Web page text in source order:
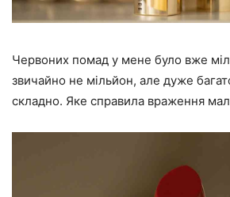
Червоних помад у мене було вже
звичайно не мільйон, але дуже
складно. Яке справила враження